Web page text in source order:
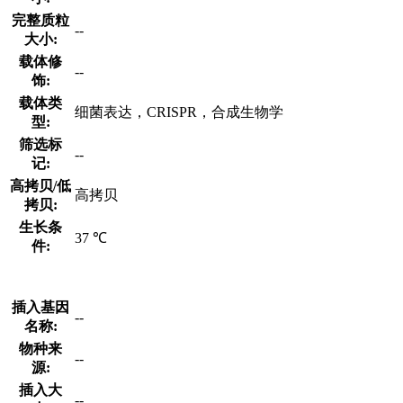
完整质粒
大小:
--
载体修
饰:
--
载体类
型:
细菌表达，CRISPR，合成生物学
筛选标
记:
--
高拷贝/低
拷贝:
高拷贝
生长条
件:
37 ℃
插入基因
名称:
--
物种来
源:
--
插入大
--